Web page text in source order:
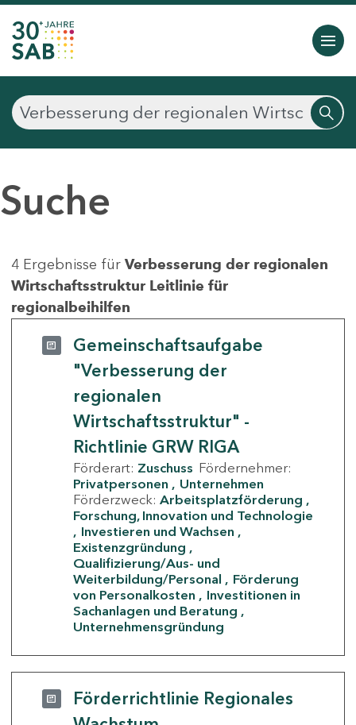
Suche
4 Ergebnisse für Verbesserung der regionalen
Wirtschaftsstruktur Leitlinie für
regionalbeihilfen
Gemeinschaftsaufgabe
"Verbesserung der
regionalen
Wirtschaftsstruktur" -
Richtlinie GRW RIGA
Förderart: Zuschuss Fördernehmer:
Privatpersonen
Unternehmen
Förderzweck: Arbeitsplatzförderung
Forschung, Innovation und Technologie
Investieren und Wachsen
Existenzgründung
Qualifizierung/Aus- und
Weiterbildung/Personal
Förderung
von Personalkosten
Investitionen in
Sachanlagen und Beratung
Unternehmensgründung
Förderrichtlinie Regionales